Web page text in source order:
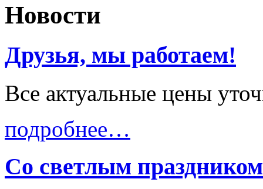
Новости
Друзья, мы работаем!
Все актуальные цены
подробнее…
Со светлым